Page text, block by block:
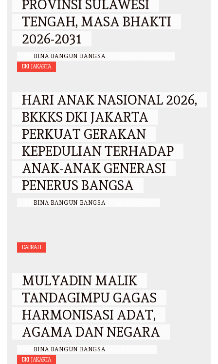
PROVINSI SULAWESI
TENGAH, MASA BHAKTI
2026-2031
BINA BANGUN BANGSA
DKI JAKARTA
HARI ANAK NASIONAL 2026,
BKKKS DKI JAKARTA
PERKUAT GERAKAN
KEPEDULIAN TERHADAP
ANAK-ANAK GENERASI
PENERUS BANGSA
BINA BANGUN BANGSA
DAERAH
MULYADIN MALIK
TANDAGIMPU GAGAS
HARMONISASI ADAT,
AGAMA DAN NEGARA
BINA BANGUN BANGSA
DKI JAKARTA